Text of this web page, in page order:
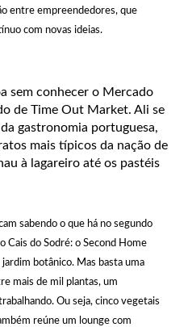
entre empreendedores, que
com novas ideias.
sem conhecer o Mercado
de Time Out Market. Ali se
gastronomia portuguesa,
mais típicos da nação de
à lagareiro até os pastéis
sabendo o que há no segundo
Cais do Sodré: o Second Home
botânico. Mas basta uma
mais de mil plantas, um
Ou seja, cinco vegetais
reúne um lounge com